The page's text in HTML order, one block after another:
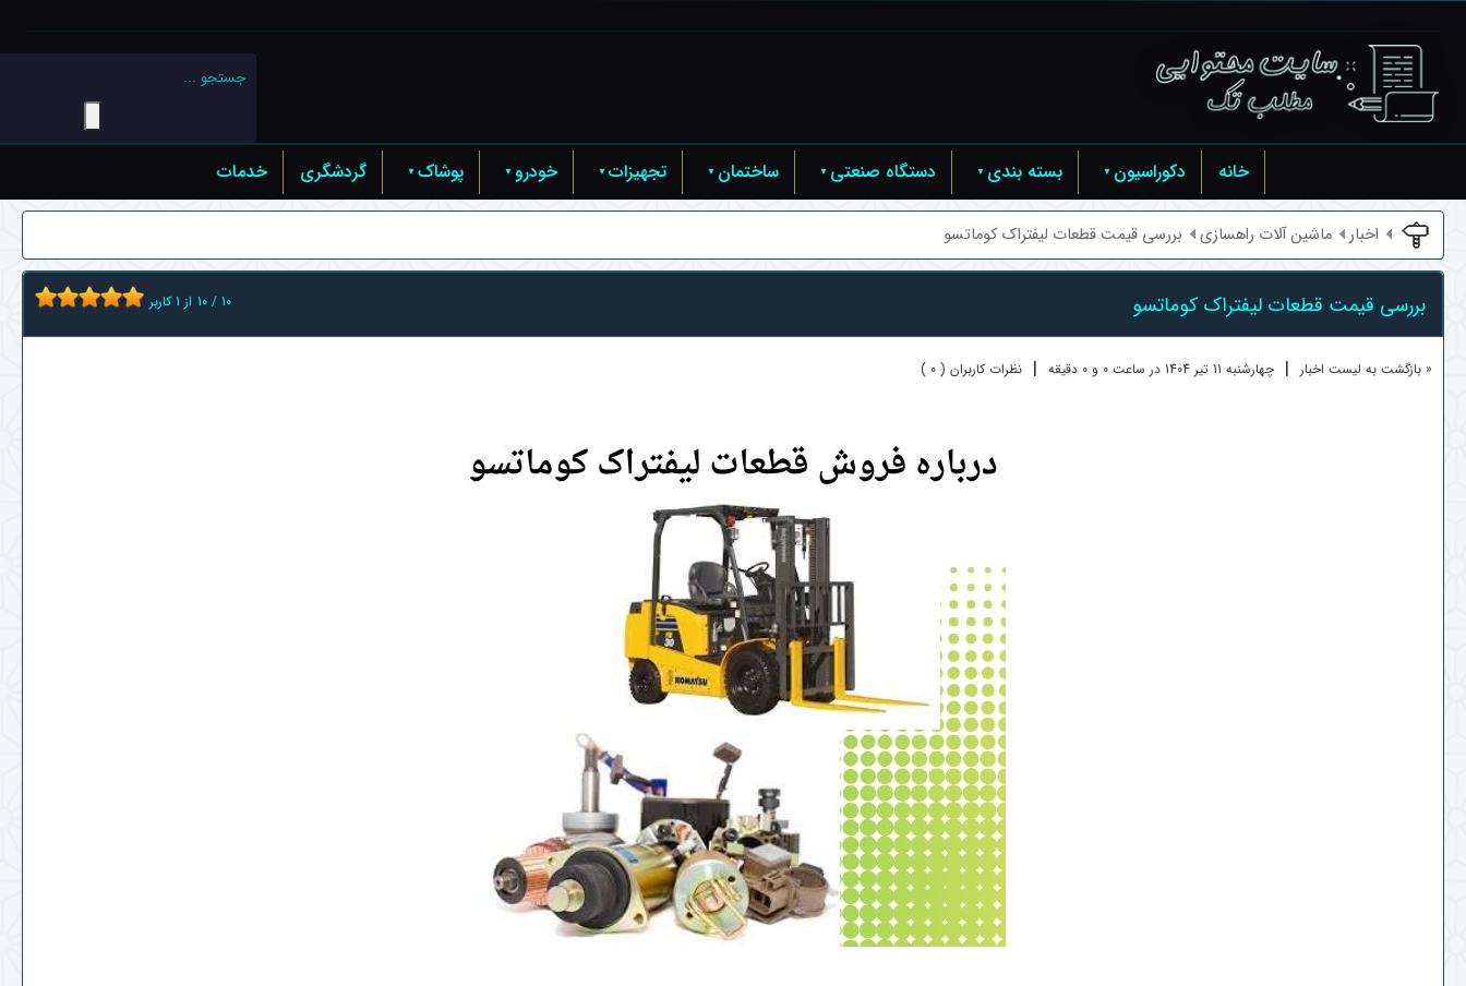
خانه دکوراسیون بسته بندی دستگاه صنعتی ساختمان تجهیزات خودرو پوشاک گردشگری خدمات
اخبار ماشین آلات راهسازی بررسی قیمت قطعات لیفتراک کوماتسو
بررسی قیمت قطعات لیفتراک کوماتسو 10 / 10 از 1کاربر
« بازگشت به لیست اخبار | چهارشنبه 11 تير 1404 در ساعت 0 و 0 دقیقه | نظرات کاربران ( 0 )